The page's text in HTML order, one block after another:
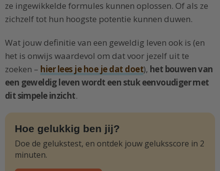
ze ingewikkelde formules kunnen oplossen. Of als ze
zichzelf tot hun hoogste potentie kunnen duwen.
Wat jouw definitie van een geweldig leven ook is (en
het is onwijs waardevol om dat voor jezelf uit te
zoeken – hier lees je hoe je dat doet), het bouwen van
een geweldig leven wordt een stuk eenvoudiger met
dit simpele inzicht.
Hoe gelukkig ben jij?
Doe de gelukstest, en ontdek jouw geluksscore in 2
minuten.